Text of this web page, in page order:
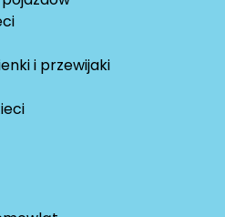
i przewijaki